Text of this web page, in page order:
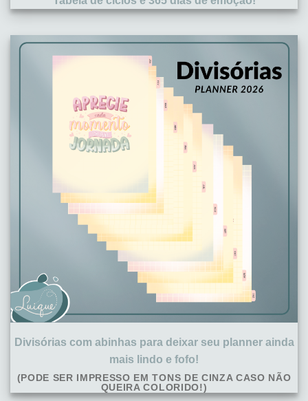
Divisórias com abinhas para deixar seu planner ainda
mais lindo e fofo!
(PODE SER IMPRESSO EM TONS DE CINZA CASO NÃO
QUEIRA COLORIDO!)